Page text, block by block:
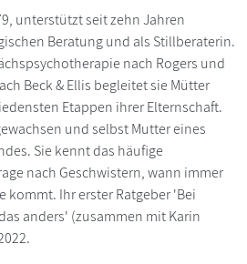
unterstützt seit zehn Jahren
Beratung und als Stillberaterin.
nach Rogers und
Beck & Ellis begleitet sie Mütter
Etappen ihrer Elternschaft.
und selbst Mutter eines
Sie kennt das häufige
nach Geschwistern, wann immer
kommt. Ihr erster Ratgeber 'Bei
anders' (zusammen mit Karin